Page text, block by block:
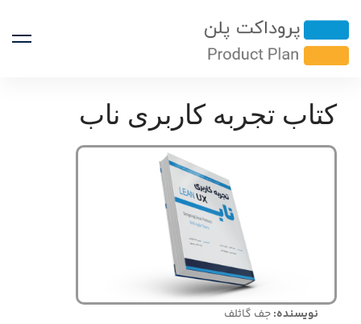
کتاب تجربه کاربری ناب
نویسنده:جف گاثلف